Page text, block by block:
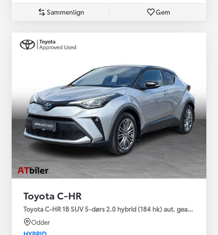
Sammenlign Gem
Toyota C-HR
Toyota C-HR 1B SUV 5-dørs 2.0 hybrid (184 hk) aut. gear C-HIC
Odder